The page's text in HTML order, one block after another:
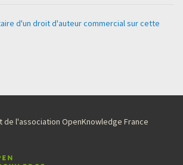
d'un droit d'auteur commercial sur cette
de l'association OpenKnowledge France